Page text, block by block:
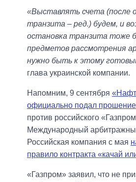
«Выставлять счета (после
транзита – ред.) будем, и
остановка транзита тоже
предметов рассмотрения
нужно быть к этому
глава украинской компании.
Напомним, 9 сентября
официально подал
против российского
Международный
Российская компания с мая
правило контракта «качай
«Газпром» заявил, что не